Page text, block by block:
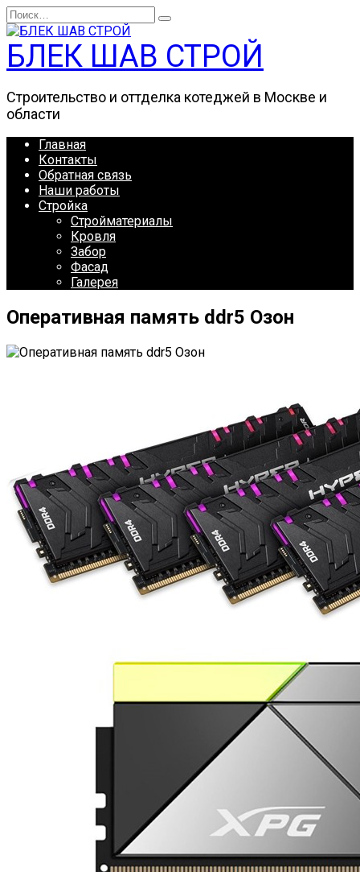
Перейти
к
содержанию
Search
for:
БЛЕК ШАВ СТРОЙ
Строительство и оттделка котеджей в Москве и
области
Главная
Контакты
Обратная связь
Наши работы
Стройка
Стройматериалы
Кровля
Забор
Фасад
Галерея
Оперативная память ddr5 Озон